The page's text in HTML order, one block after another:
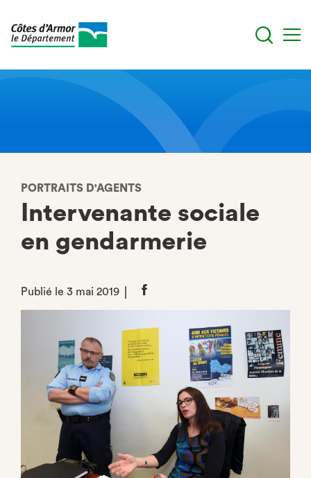
PORTRAITS D'AGENTS
Intervenante sociale
en gendarmerie
Publié le 3 mai 2019
Partager